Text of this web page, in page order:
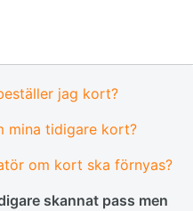
jag kort?
mina tidigare kort?
om kort ska förnyas?
skannat pass men